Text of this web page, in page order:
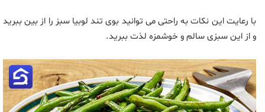
با رعایت این نکات به راحتی می توانید بوی تند لوبیا سبز را از بین ببرید
و از این سبزی سالم و خوشمزه لذت ببرید.